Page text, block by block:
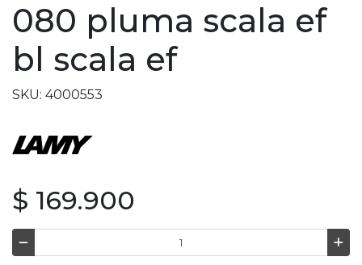
080 pluma scala ef
bl scala ef
SKU: 4000553
$ 169.900